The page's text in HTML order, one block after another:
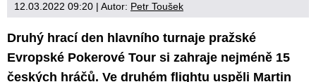
12.03.2022 09:20 | Autor: Petr Toušek
Druhý hrací den hlavního turnaje pražské
Evropské Pokerové Tour si zahraje nejméně 15
českých hráčů. Ve druhém flightu uspěli Martin